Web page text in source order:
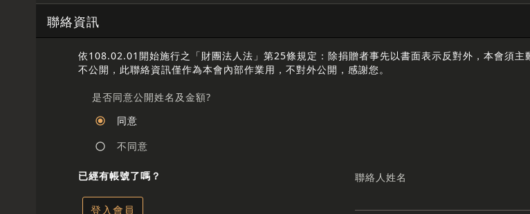
聯絡資訊
依108.02.01開始施行之「財團法人法」第25條規定：除捐贈者事先以書面表示反對外，本會須
不公開，此聯絡資訊僅作為本會內部作業用，不對外公開，感謝您。
是否同意公開姓名及金額?
同意
不同意
已經有帳號了嗎？
登入會員
聯絡人姓名